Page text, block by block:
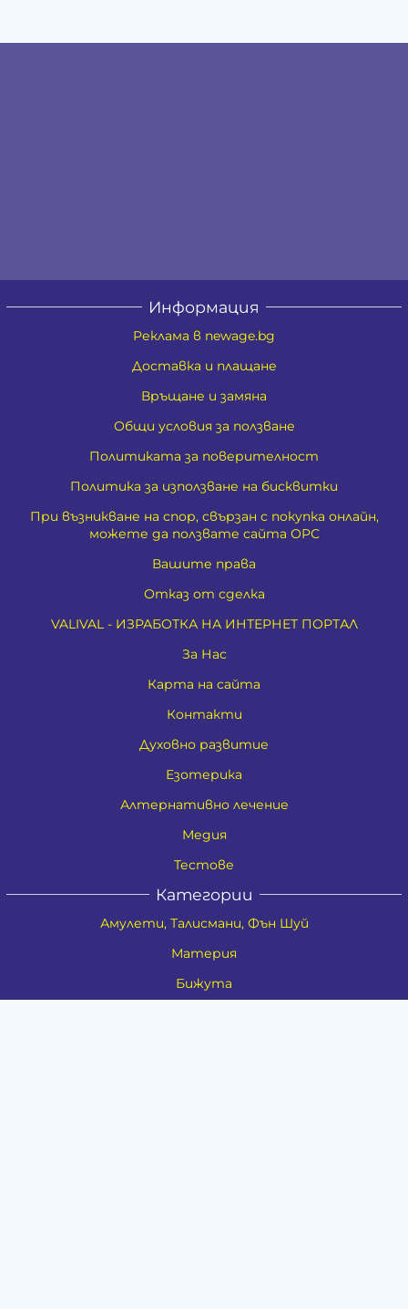
Информация
Реклама в newage.bg
Доставка и плащане
Връщане и замяна
Общи условия за ползване
Политиката за поверителност
Политика за използване на бисквитки
При възникване на спор, свързан с покупка онлайн,
можете да ползвате сайта ОРС
Вашите права
Отказ от сделка
VALIVAL - ИЗРАБОТКА НА ИНТЕРНЕТ ПОРТАЛ
За Нас
Карта на сайта
Контакти
Духовно развитие
Езотерика
Алтернативно лечение
Медия
Тестове
Категории
Амулети, Талисмани, Фън Шуй
Материя
Бижута